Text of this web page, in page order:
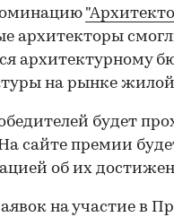
архитекторы
архитектурному
на рынке
будет
сайте премии
об их
на участие в